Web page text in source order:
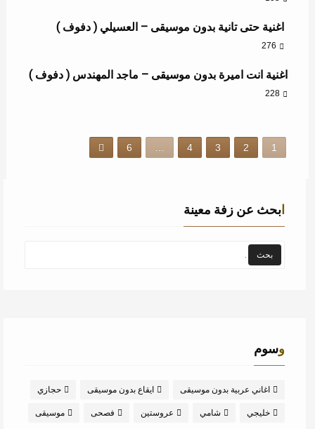
اغنية حتى تانية بدون موسيقى – العسيلي ( دفوف )
276
اغنية انت اميرة بدون موسيقى – ماجد المهندس ( دفوف )
228
1
2
3
4
6
ابحث عن زفة معينة
وسوم
اغاني عربية بدون موسيقى ايقاع بدون موسيقى حجازي
خليجي شامي عروستين فصحى موسيقى